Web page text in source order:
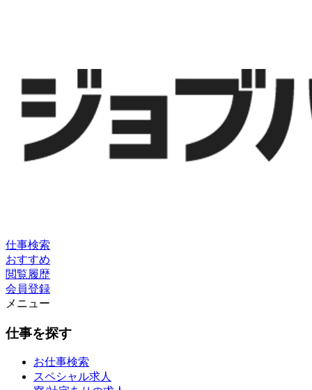
仕事検索
おすすめ
閲覧履歴
会員登録
メニュー
仕事を探す
お仕事検索
スペシャル求人